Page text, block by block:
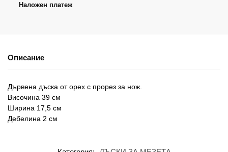
Наложен платеж
Описание
Дървена дъска от орех с прорез за нож.
Височина 39 см
Ширина 17,5 см
Дебелина 2 см